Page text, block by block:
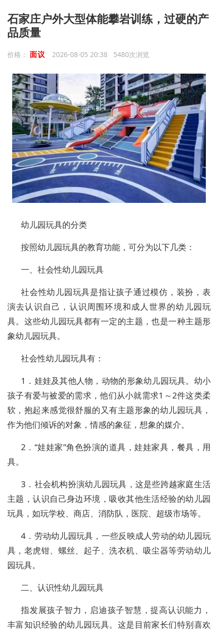
石家庄户外大型体能攀岩训练，过硬的产
品质量
价格： 面议 2026-08-05 20:38 5480次浏览
幼儿园玩具的分类
按照幼儿园玩具的教育功能，可分为以下几类：
一、社会性幼儿园玩具
社会性幼儿园玩具是指让孩子通过模仿，装扮，表
演去认识自己，认识周围环境和成人世界的幼儿园玩
具。这些幼儿园玩具都有一定的主题，也是一种主题形
象幼儿园玩具。
社会性幼儿园玩具有：
1．娃娃及其他人物，动物的形象幼儿园玩具。幼小
孩子有爱与被爱的需求，他们从小就需求1～2件这类柔
软，抱起来感觉很舒服的又有主题形象的幼儿园玩具，
作为他们倾诉的对象，情感的象征，想象的媒介。
2．“娃娃家”角色扮演的道具，娃娃家具，餐具，用
具。
3．社会机构扮演幼儿园玩具，这是些跨越家庭生活
主题，认识自己身边环境，吸收其他生活经验的幼儿园
玩具，如玩学校、商店、消防队，医院、超级市场等。
4．劳动幼儿园玩具，一些反映成人劳动的幼儿园玩
具，老虎钳、螺丝、起子、洗衣机、吸尘器等劳动幼儿
园玩具。
二、认识性幼儿园玩具
指发展孩子智力，启迪孩子智慧，提高认识能力，
丰富知识经验的幼儿园玩具。这是目前家长们特别喜欢